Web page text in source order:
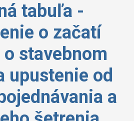
tabuľa -
o začatí
o stavebnom
upustenie od
a